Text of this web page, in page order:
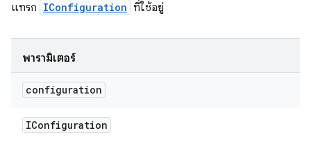
แทรก IConfiguration ที่ใช้อยู่
พารามิเตอร์
configuration
IConfiguration